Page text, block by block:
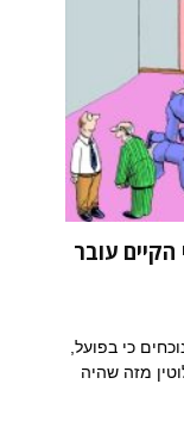
עובר
כי בפועל,
מזה שהיה